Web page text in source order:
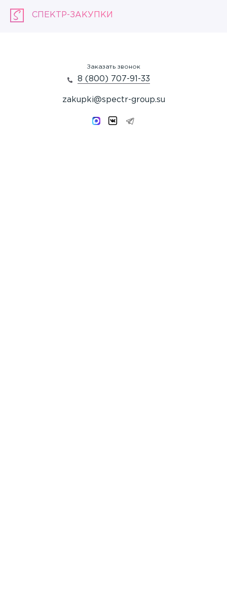
СПЕКТР-ЗАКУПКИ
Заказать звонок
8 (800) 707-91-33
zakupki@spectr-group.su